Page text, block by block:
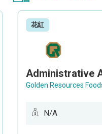
花紅
Administrative
Golden Resources
N/A